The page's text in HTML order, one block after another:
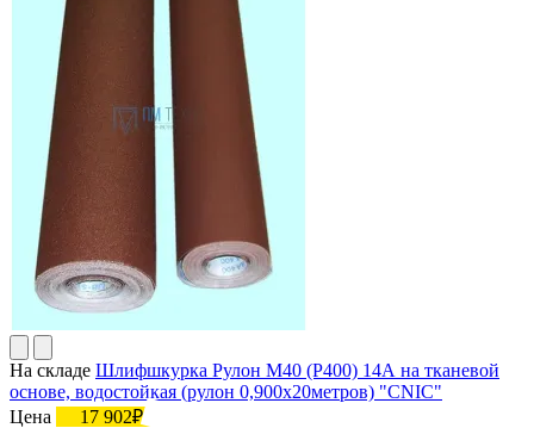
На складе Шлифшкурка Рулон М40 (P400) 14А на тканевой
основе, водостойкая (рулон 0,900х20метров) "CNIC"
Цена
17 902₽